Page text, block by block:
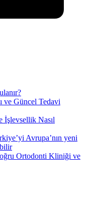
ve Güncel Tedavi
İşlevsellik Nasıl
Avrupa’nın yeni
Ortodonti Kliniği ve